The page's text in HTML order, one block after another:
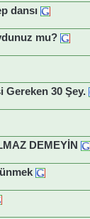
dansı
mu?
Gereken 30 Şey.
DEMEYİN